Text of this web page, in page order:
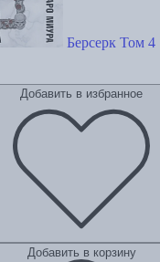
Берсерк Том 4
Добавить в избранное
Добавить в корзину